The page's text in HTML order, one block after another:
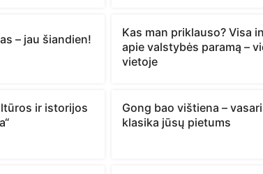
– jau šiandien!
Kas man priklauso? Visa
apie valstybės paramą –
vietoje
ir istorijos
Gong bao vištiena –
klasika jūsų pietums